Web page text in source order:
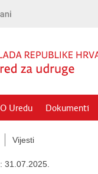
O Uredu Dokumenti
Vijesti
31.07.2025.